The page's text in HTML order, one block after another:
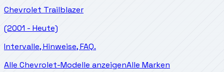
Chevrolet Trailblazer
(2001 - Heute)
Intervalle, Hinweise, FAQ.
Alle Chevrolet-Modelle anzeigenAlle Marken